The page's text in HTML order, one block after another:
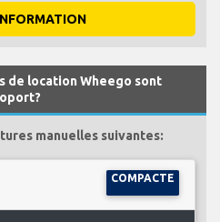
de location Wheego sont
manuelles suivantes:
COMPACTE